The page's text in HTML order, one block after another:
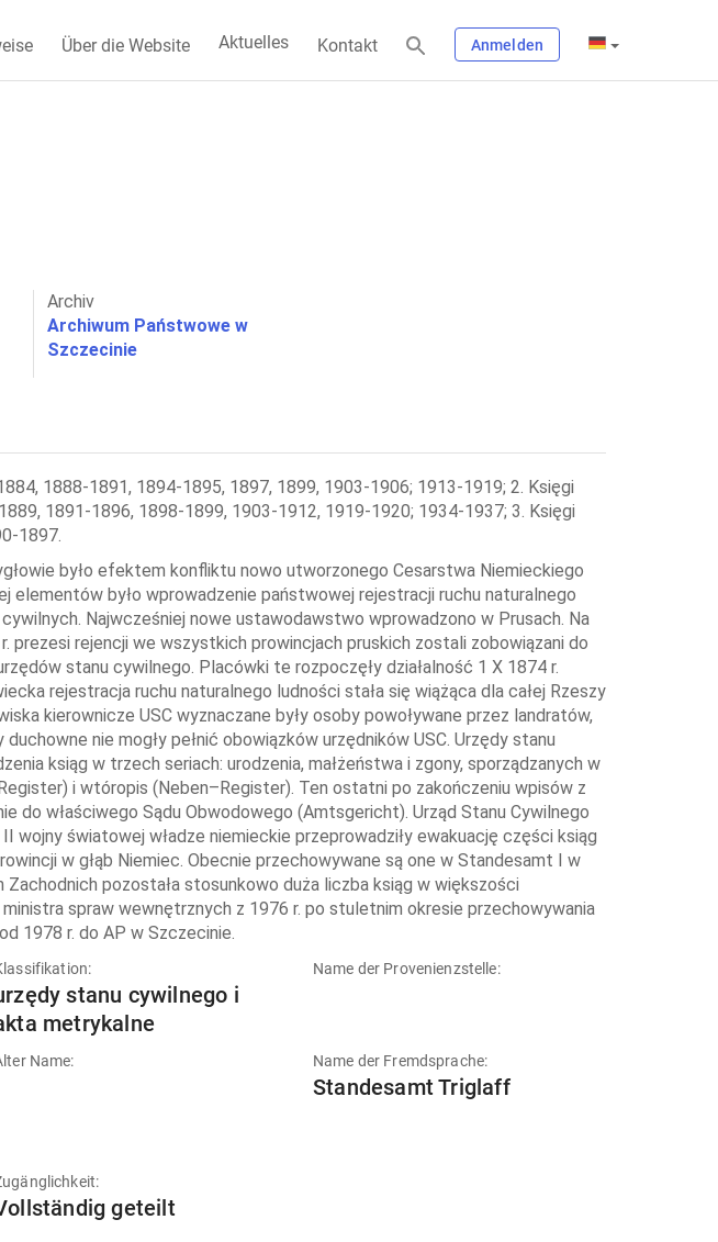
Über die Website Aktuelles Kontakt Anmelden
Archiv
Archiwum Państwowe w
Szczecinie
1888-1891, 1894-1895, 1897, 1899, 1903-1906; 1913-1919; 2. Księgi
1891-1896, 1898-1899, 1903-1912, 1919-1920; 1934-1937; 3. Księgi
1897.
było efektem konfliktu nowo utworzonego Cesarstwa Niemieckiego
elementów było wprowadzenie państwowej rejestracji ruchu naturalnego
Najwcześniej nowe ustawodawstwo wprowadzono w Prusach. Na
prezesi rejencji we wszystkich prowincjach pruskich zostali zobowiązani do
stanu cywilnego. Placówki te rozpoczęły działalność 1 X 1874 r.
rejestracja ruchu naturalnego ludności stała się wiążąca dla całej Rzeszy
kierownicze USC wyznaczane były osoby powoływane przez landratów,
nie mogły pełnić obowiązków urzędników USC. Urzędy stanu
ksiąg w trzech seriach: urodzenia, małżeństwa i zgony, sporządzanych w
i wtóropis (Neben–Register). Ten ostatni po zakończeniu wpisów z
do właściwego Sądu Obwodowego (Amtsgericht). Urząd Stanu Cywilnego
wojny światowej władze niemieckie przeprowadziły ewakuację części ksiąg
w głąb Niemiec. Obecnie przechowywane są one w Standesamt I w
Zachodnich pozostała stosunkowo duża liczba ksiąg w większości
spraw wewnętrznych z 1976 r. po stuletnim okresie przechowywania
1978 r. do AP w Szczecinie.
stanu cywilnego i
metrykalne
Name der Provenienzstelle:
Name: Name der Fremdsprache:
Standesamt Triglaff
geteilt